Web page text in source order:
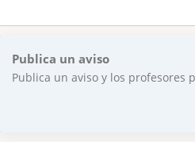
Publica un aviso
Publica un aviso y los profesores